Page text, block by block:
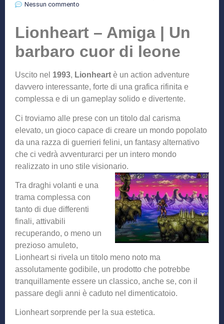
Nessun commento
Lionheart – Amiga | Un
barbaro cuor di leone
Uscito nel 1993, Lionheart è un action adventure
davvero interessante, forte di una grafica rifinita e
complessa e di un gameplay solido e divertente.
Ci troviamo alle prese con un titolo dal carisma
elevato, un gioco capace di creare un mondo popolato
da una razza di guerrieri felini, un fantasy alternativo
che ci vedrà avventurarci per un intero mondo
realizzato in uno stile visionario.
Tra draghi volanti e una
trama complessa con
tanto di due differenti
finali, attivabili
recuperando, o meno un
prezioso amuleto,
Lionheart si rivela un titolo meno noto ma
assolutamente godibile, un prodotto che potrebbe
tranquillamente essere un classico, anche se, con il
passare degli anni è caduto nel dimenticatoio.
Lionheart sorprende per la sua estetica.